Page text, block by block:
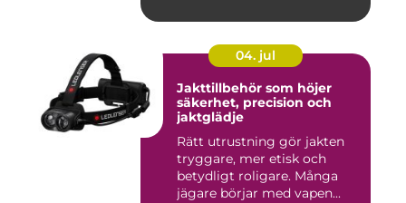
04. jul
Jakttillbehör som höjer
säkerhet, precision och
jaktglädje
Rätt utrustning gör jakten
tryggare, mer etisk och
betydligt roligare. Många
jägare börjar med vapen...